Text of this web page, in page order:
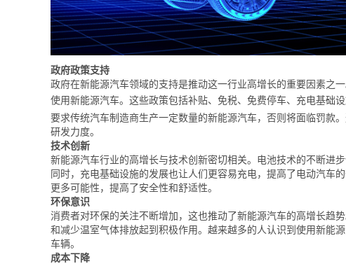
政府政策支持
政府在新能源汽车领域的支持是推动这一行业高增长的重要因素之
使用新能源汽车。这些政策包括补贴、免税、免费停车、充电基础
要求传统汽车制造商生产一定数量的新能源汽车，否则将面临罚款
研发力度。
技术创新
新能源汽车行业的高增长与技术创新密切相关。电池技术的不断进
同时，充电基础设施的发展也让人们更容易充电，提高了电动汽车
更多可能性，提高了安全性和舒适性。
环保意识
消费者对环保的关注不断增加，这也推动了新能源汽车的高增长趋
和减少温室气体排放起到积极作用。越来越多的人认识到使用新能
车辆。
成本下降